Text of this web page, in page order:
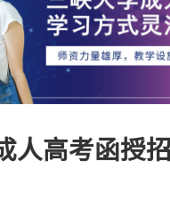
人高考函授